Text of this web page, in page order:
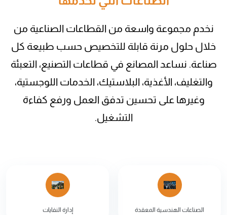
نخدم مجموعة واسعة من القطاعات الصناعية من
خلال حلول مرنة قابلة للتخصيص حسب طبيعة كل
صناعة. نساعد المصانع في قطاعات التصنيع، التعبئة
والتغليف، الأغذية، البلاستيك، الخدمات اللوجستية،
وغيرها على تحسين تدفق العمل ورفع كفاءة
التشغيل.
الصناعات الهندسية المعقدة إدارة النفايات